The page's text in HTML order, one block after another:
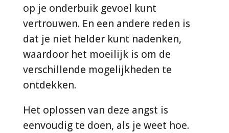
op je onderbuik gevoel kunt
vertrouwen. En een andere reden is
dat je niet helder kunt nadenken,
waardoor het moeilijk is om de
verschillende mogelijkheden te
ontdekken.
Het oplossen van deze angst is
eenvoudig te doen, als je weet hoe.